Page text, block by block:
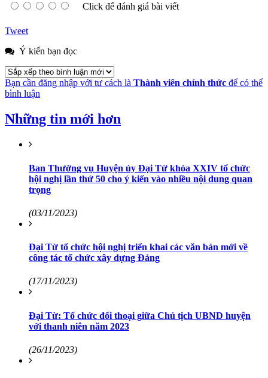
Click để đánh giá bài viết
Tweet
Ý kiến bạn đọc
Bạn cần đăng nhập với tư cách là Thành viên chính thức để có thể
bình luận
Những tin mới hơn
Ban Thường vụ Huyện ủy Đại Từ khóa XXIV tổ chức
hội nghị lần thứ 50 cho ý kiến vào nhiều nội dung quan
trọng
(03/11/2023)
Đại Từ tổ chức hội nghị triển khai các văn bản mới về
công tác tổ chức xây dựng Đảng
(17/11/2023)
Đại Từ: Tổ chức đối thoại giữa Chủ tịch UBND huyện
với thanh niên năm 2023
(26/11/2023)